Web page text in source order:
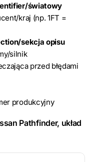
światowy
kraj (np. 1FT =
sekcja opisu
silnik
przed błędami
produkcyjny
Pathfinder, układ